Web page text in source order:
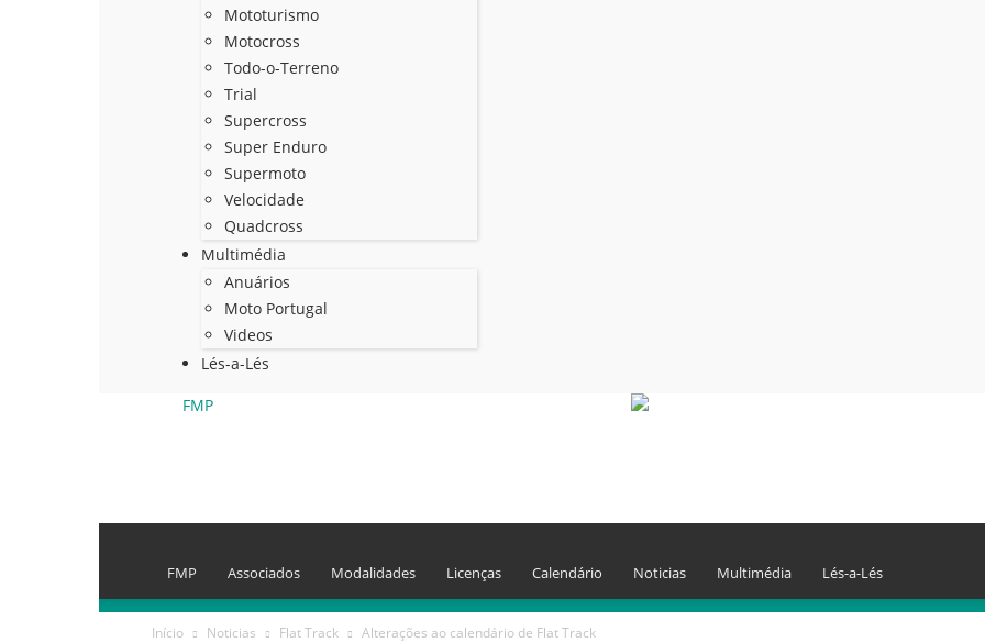
Mototurismo
Motocross
Todo-o-Terreno
Trial
Supercross
Super Enduro
Supermoto
Velocidade
Quadcross
Multimédia
Anuários
Moto Portugal
Videos
Lés-a-Lés
FMP
FMP Associados Modalidades Licenças Calendário Noticias Multimédia Lés-a-Lés
Início Noticias Flat Track Alterações ao calendário de Flat Track